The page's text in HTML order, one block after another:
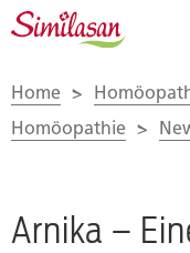
Home >
Homöopathie >
Arnika –